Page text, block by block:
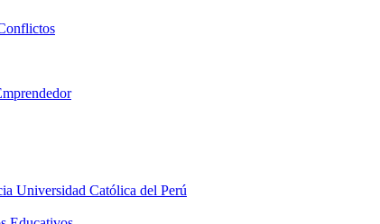
Universidad Católica del Perú